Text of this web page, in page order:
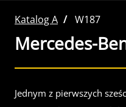
Katalog A W187
Mercedes-
Jednym z pierwszych